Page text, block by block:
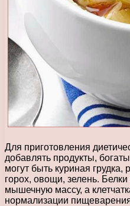
Для приготовления
добавлять продукты,
могут быть куриная
горох, овощи, зелень. Белки
мышечную массу, а
нормализации